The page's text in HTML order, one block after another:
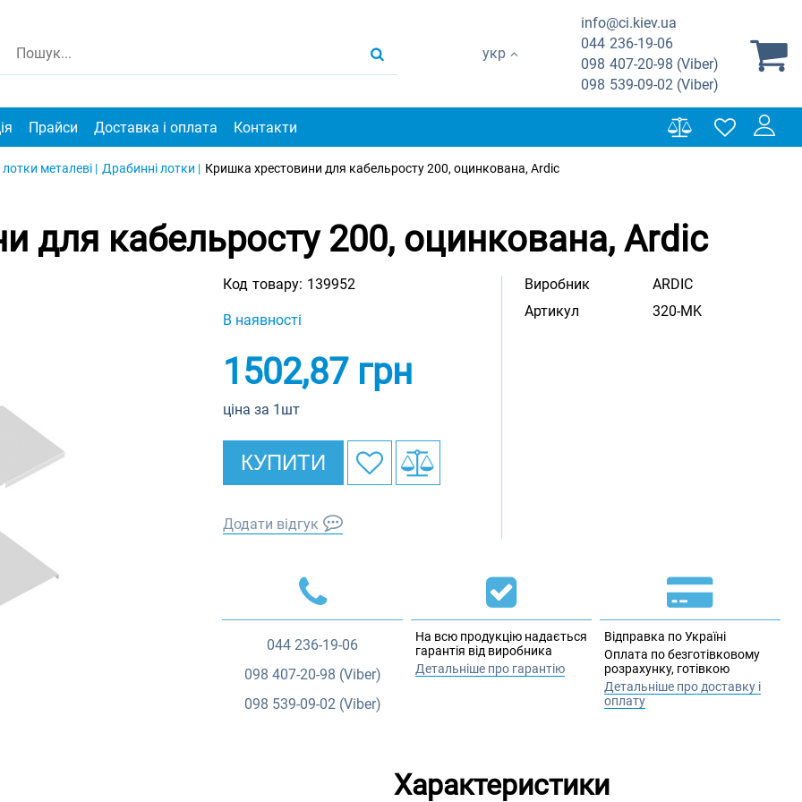
укр
info@ci.kiev.ua
044 236-19-06
098 407-20-98 (Viber)
098 539-09-02 (Viber)
Прайси Доставка і оплата Контакти
металеві | Драбинні лотки | Кришка хрестовини для кабельросту 200, оцинкована, Ardic
для кабельросту 200, оцинкована, Ardic
Код товару: 139952
В наявності
1502,87грн
ціна за 1шт
КУПИТИ
Додати відгук
Виробник
ARDIC
Артикул
320-MK
044 236-19-06
098 407-20-98 (Viber)
098 539-09-02 (Viber)
На всю продукцію надається
гарантія від виробника
Детальніше про гарантію
Відправка по Україні
Оплата по безготівковому
розрахунку, готівкою
Детальніше про доставку і
оплату
Характеристики